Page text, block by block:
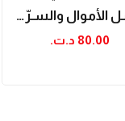
غسل الأموال والسـرّ البنكي - آفة العصر
80.00 د.ت.‏